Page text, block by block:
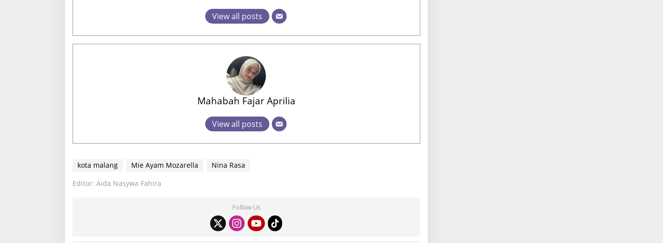
View all posts
Mahabah Fajar Aprilia
View all posts
kota malang Mie Ayam Mozarella
Nina Rasa
Editor: Aida Nasywa Fahira
Follow Us